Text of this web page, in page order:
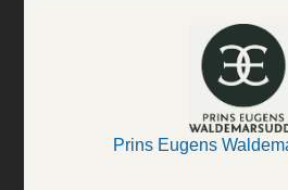
Prins Eugens